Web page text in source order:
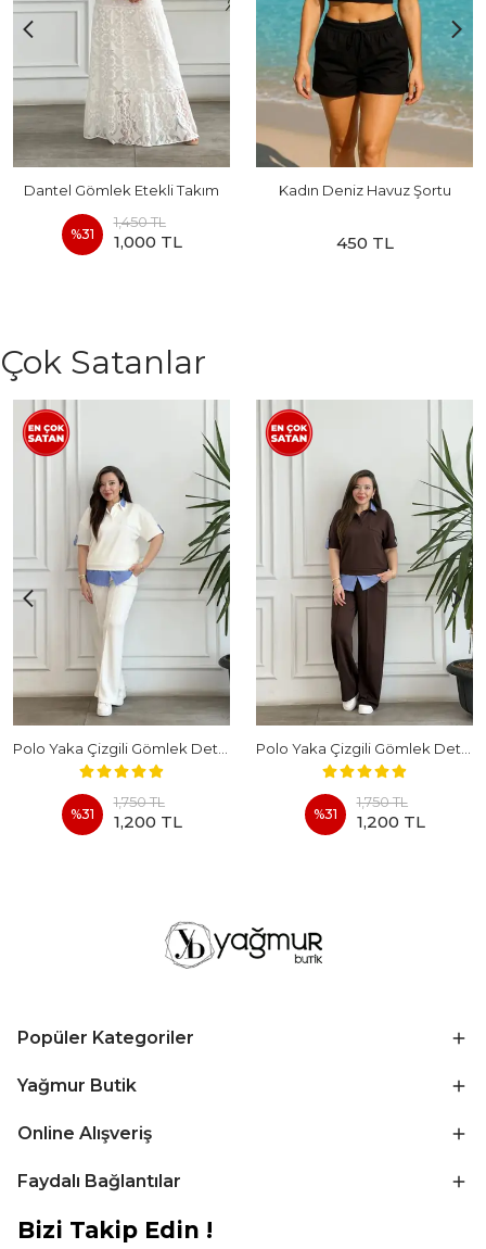
Dantel Gömlek Etekli Takım
%31
1,450 TL
1,000 TL
Kadın Deniz Havuz Şortu
450 TL
Çok Satanlar
%31
1,750 TL
1,200 TL %31
1,750 TL
1,200 TL
Popüler Kategoriler
Yağmur Butik
Online Alışveriş
Faydalı Bağlantılar
Bizi Takip Edin !